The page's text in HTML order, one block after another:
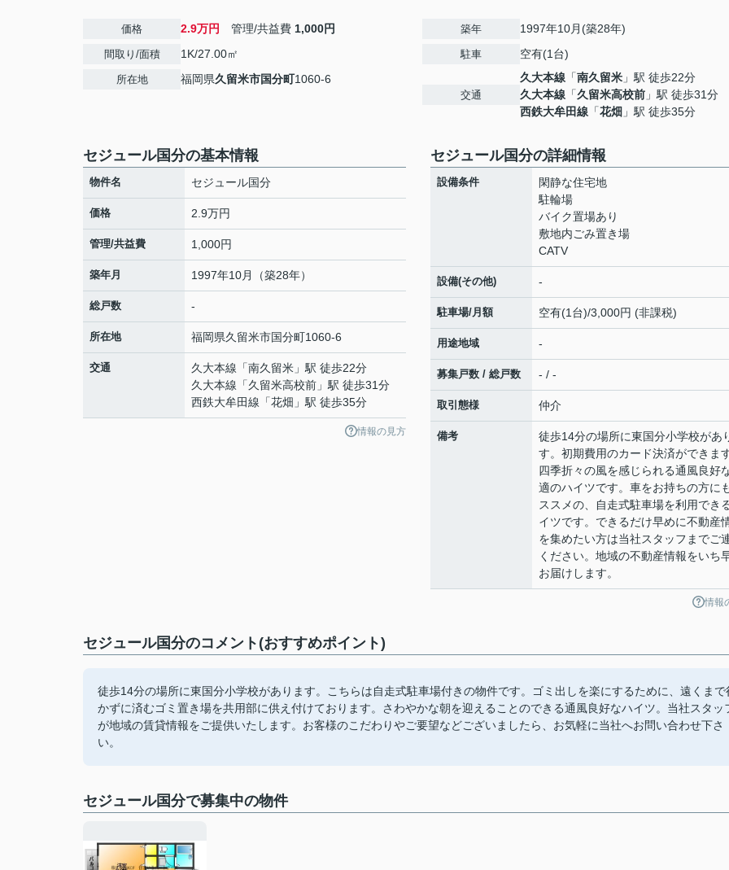
価格 2.9万円 管理/共益費 1,000円
間取り/面積 1K/27.00㎡
所在地 福岡県久留米市国分町1060-6
築年 1997年10月(築28年)
駐車 空有(1台)
交通
久大本線 「南久留米 」駅 徒歩22分
久大本線 「久留米高校前 」駅 徒歩31分
西鉄大牟田線 「花畑 」駅 徒歩35分
セジュール国分の基本情報
物件名 セジュール国分
価格 2.9万円
管理/共益費 1,000円
築年月 1997年10月（築28年）
総戸数 -
所在地 福岡県久留米市国分町1060-6
交通 久大本線 「南久留米 」駅 徒歩22分
久大本線 「久留米高校前 」駅 徒歩31分
西鉄大牟田線 「花畑 」駅 徒歩35分
情報の見方
セジュール国分の詳細情報
設備条件
閑静な住宅地
駐輪場
バイク置場あり
敷地内ごみ置き場
CATV
設備(その他) -
駐車場/月額 空有(1台)/3,000円 (非課税)
用途地域 -
募集戸数 / 総戸数 - / -
取引態様 仲介
備考
徒歩14分の場所に東国分小学校があ
す。初期費用のカード決済ができま
四季折々の風を感じられる通風良好
適のハイツです。車をお持ちの方に
ススメの、自走式駐車場を利用でき
イツです。できるだけ早めに不動産
を集めたい方は当社スタッフまでご
ください。地域の不動産情報をいち
お届けします。
情報
セジュール国分のコメント(おすすめポイント)
徒歩14分の場所に東国分小学校があります。こちらは自走式駐車場付きの物件です。ゴミ出しを楽にするために、遠くまで
かずに済むゴミ置き場を共用部に供え付けております。さわやかな朝を迎えることのできる通風良好なハイツ。当社スタッ
が地域の賃貸情報をご提供いたします。お客様のこだわりやご要望などございましたら、お気軽に当社へお問い合わせ下さ
い。
セジュール国分で募集中の物件